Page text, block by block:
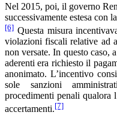
Nel 2015, poi, il governo
successivamente estesa con
[6] Questa misura
violazioni fiscali relative ad
non versate. In questo caso,
aderenti era richiesto il
anonimato. L’incentivo
sole sanzioni
procedimenti penali qualora
accertamenti.[7]